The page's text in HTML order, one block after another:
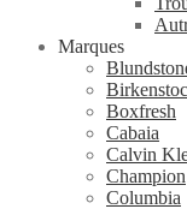
Marques
Boxfresh
Cabaia
Calvin
Champion
Columbia